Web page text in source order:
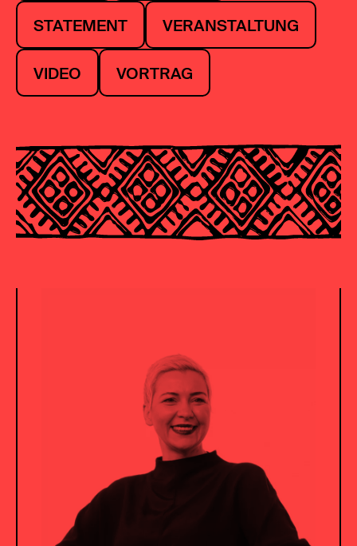
STATEMENT VERANSTALTUNG
VIDEO VORTRAG